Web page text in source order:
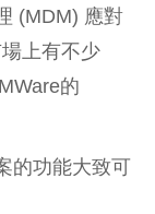
(MDM) 應對
上有不少
的
的功能大致可